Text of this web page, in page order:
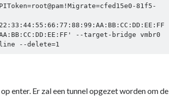
81f5-
--target-bridge vmbr0
--delete=1
enter. Er zal een tunnel opgezet worden om de